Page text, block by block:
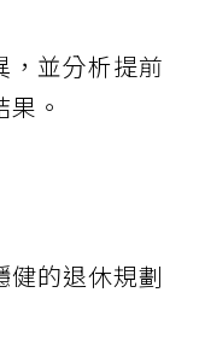
，並分析提前
。
健的退休規劃